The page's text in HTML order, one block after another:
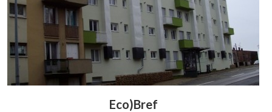
Eco)Bref